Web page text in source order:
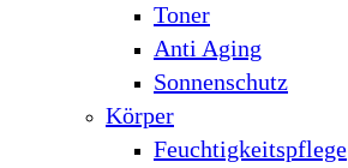
Toner
Anti Aging
Sonnenschutz
Körper
Feuchtigkeitspflege